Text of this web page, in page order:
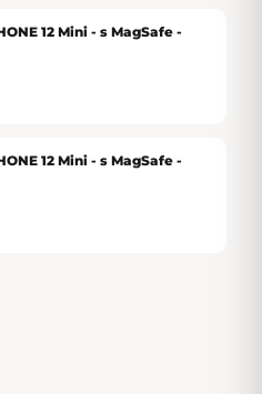
12 Mini - s MagSafe -
12 Mini - s MagSafe -